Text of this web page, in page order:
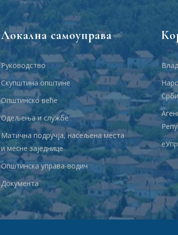
Локална самоуправа
Руководство
Скупштина општине
Општинско веће
Одељења и службе
Матична подручја, насељена места
и месне заједнице
Општинска управа-водич
Документа